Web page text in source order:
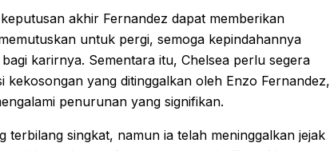
akhir Fernandez dapat memberikan
untuk pergi, semoga kepindahannya
karirnya. Sementara itu, Chelsea perlu segera
yang ditinggalkan oleh Enzo Fernandez,
penurunan yang signifikan.
terbilang singkat, namun ia telah meninggalkan jejak